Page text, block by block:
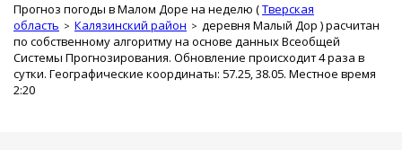
Прогноз погоды в Малом Доре на неделю (Тверская
область
Калязинский район деревня Малый Дор ) расчитан
по собственному алгоритму на основе данных Всеобщей
Системы Прогнозирования. Обновление происходит 4 раза в
сутки. Географические координаты: 57.25, 38.05. Местное время
2:20